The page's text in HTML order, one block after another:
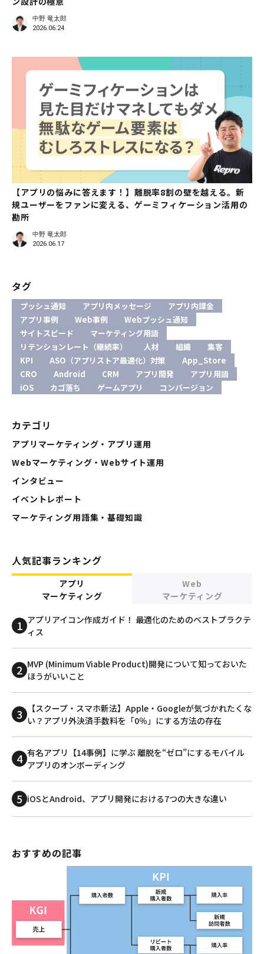
中野 竜太郎
2026.06.24
【アプリの悩みに答えます！】離脱率8割の壁を越える。新
規ユーザーをファンに変える、ゲーミフィケーション活用の
勘所
中野 竜太郎
2026.06.17
タグ
プッシュ通知 アプリ内メッセージ
アプリ内課金
アプリ事例
Web事例
Webプッシュ通知
サイトスピード
マーケティング用語
リテンションレート（継続率）
人材 組織
集客
KPI
ASO（アプリストア最適化）対策
App_Store
CRO
Android CRM アプリ開発
アプリ用語
iOS
カゴ落ち ゲームアプリ コンバージョン
カテゴリ
アプリマーケティング・アプリ運用
Webマーケティング・Webサイト運用
インタビュー
イベントレポート
マーケティング用語集・基礎知識
人気記事ランキング
アプリ
マーケティング
Web
マーケティング
アプリアイコン作成ガイド！ 最適化のためのベストプラクテ
ィス
MVP (Minimum Viable Product)開発について知っておいた
ほうがいいこと
【スクープ・スマホ新法】Apple・Googleが気づかれたくな
い？アプリ外決済手数料を「0％」にする方法の存在
有名アプリ【14事例】に学ぶ 離脱を“ゼロ”にするモバイル
アプリのオンボーディング
iOSとAndroid、アプリ開発における7つの大きな違い
おすすめの記事